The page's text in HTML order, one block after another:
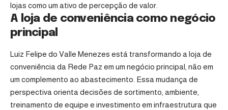
lojas como um ativo de percepção de valor.
A loja de conveniência como negócio
principal
Luiz Felipe do Valle Menezes está transformando a loja de
conveniência da Rede Paz em um negócio principal, não em
um complemento ao abastecimento. Essa mudança de
perspectiva orienta decisões de sortimento, ambiente,
treinamento de equipe e investimento em infraestrutura que